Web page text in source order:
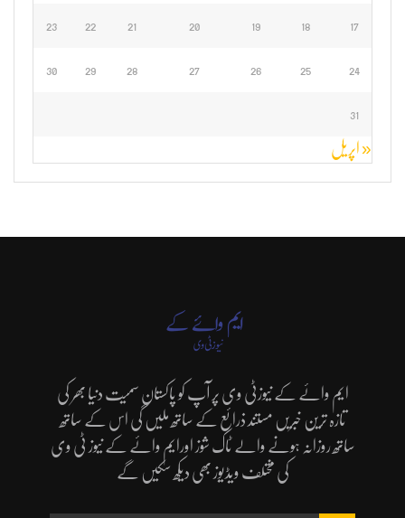
17
18
19
20
21
22
23
24
25
26
27
28
29
30
31
« اپریل
ایم وائے کے نیوزٹی وی پر آپ کو پاکستان سمیت دنیا بھر کی
تازہ ترین خبریں مستند ذرائع کے ساتھ ملیں گی اس کے ساتھ
ساتھ روزانہ ہونے والے ٹاک شوز اورایم وائے کے نیوز ٹی وی
کی مختلف ویڈیوز بھی دیکھ سکیں گے